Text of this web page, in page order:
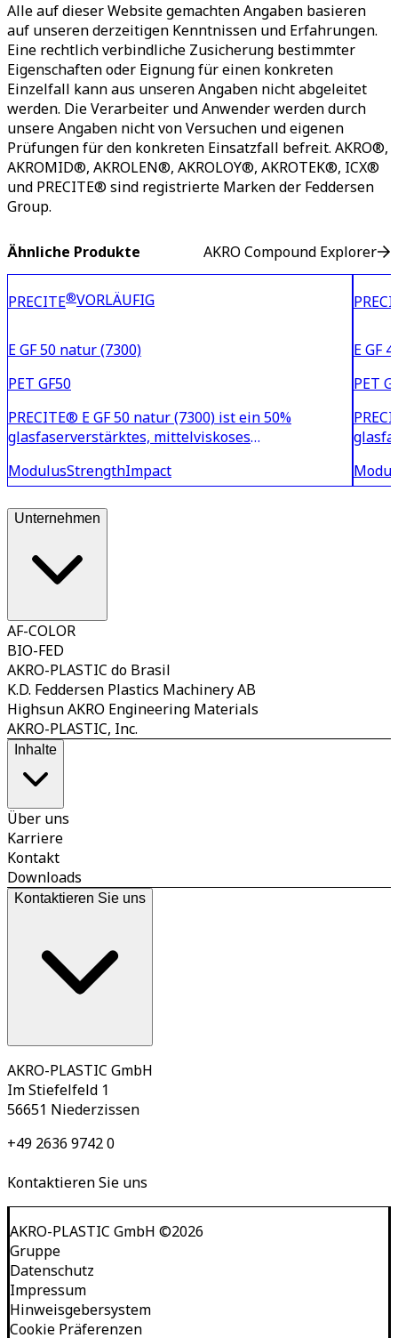
Alle auf dieser Website gemachten Angaben basieren
auf unseren derzeitigen Kenntnissen und Erfahrungen.
Eine rechtlich verbindliche Zusicherung bestimmter
Eigenschaften oder Eignung für einen konkreten
Einzelfall kann aus unseren Angaben nicht abgeleitet
werden. Die Verarbeiter und Anwender werden durch
unsere Angaben nicht von Versuchen und eigenen
Prüfungen für den konkreten Einsatzfall befreit. AKRO®,
AKROMID®, AKROLEN®, AKROLOY®, AKROTEK®, ICX®
und PRECITE® sind registrierte Marken der Feddersen
Group.
Ähnliche Produkte AKRO Compound Explorer
PRECITE®VORLÄUFIG
E GF 50 natur (7300)
PET GF50
PRECITE® E GF 50 natur (7300) ist ein 50%
glasfaserverstärktes, mittelviskoses
Steifigkeit und Zähigkeit auch bei erhöhtem
Feuchtigkeitsaufnahme ist dieses Mater
ModulusStrengthImpact
E GF
PET
Unternehmen
AF-COLOR
BIO-FED
AKRO-PLASTIC do Brasil
K.D. Feddersen Plastics Machinery AB
Highsun AKRO Engineering Materials
AKRO-PLASTIC, Inc.
Inhalte
Über uns
Karriere
Kontakt
Downloads
Kontaktieren Sie uns
AKRO-PLASTIC GmbH
Im Stiefelfeld 1
56651 Niederzissen
+49 2636 9742 0
Kontaktieren Sie uns
AKRO-PLASTIC GmbH ©2026
Gruppe
Datenschutz
Impressum
Hinweisgebersystem
Cookie Präferenzen